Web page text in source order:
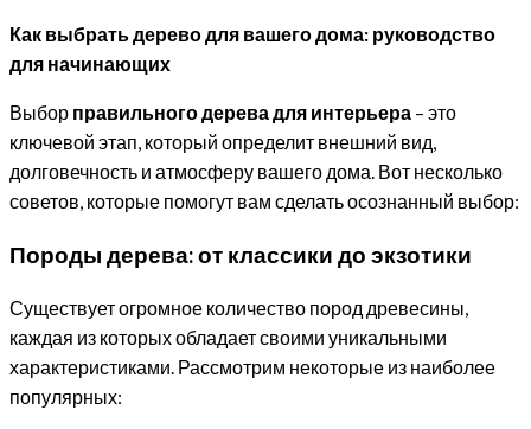
Как выбрать дерево для вашего дома: руководство
для начинающих
Выбор правильного дерева для интерьера – это
ключевой этап, который определит внешний вид,
долговечность и атмосферу вашего дома. Вот несколько
советов, которые помогут вам сделать осознанный выбор:
Породы дерева: от классики до экзотики
Существует огромное количество пород древесины,
каждая из которых обладает своими уникальными
характеристиками. Рассмотрим некоторые из наиболее
популярных: